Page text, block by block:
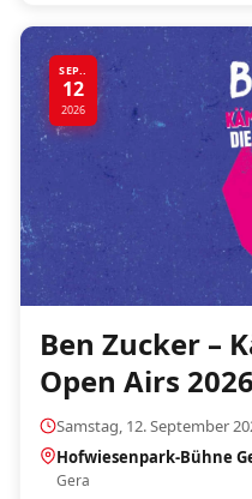
SEP..
12
2026
Ben Zucker –
Open Airs 2026
Samstag, 12. September
Hofwiesenpark-Bühne
Gera